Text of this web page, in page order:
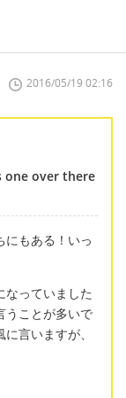
2016/05/19 02:16
one over there
にもある！いっ
なっていました
うことが多いで
言いますが、